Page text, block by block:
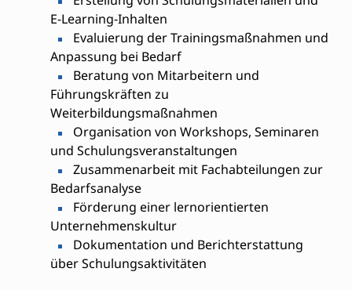
E-Learning-Inhalten
Evaluierung der Trainingsmaßnahmen und
Anpassung bei Bedarf
Beratung von Mitarbeitern und
Führungskräften zu
Weiterbildungsmaßnahmen
Organisation von Workshops, Seminaren
und Schulungsveranstaltungen
Zusammenarbeit mit Fachabteilungen zur
Bedarfsanalyse
Förderung einer lernorientierten
Unternehmenskultur
Dokumentation und Berichterstattung
über Schulungsaktivitäten